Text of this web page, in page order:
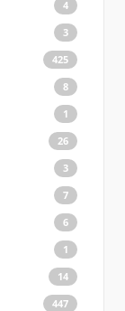
4
3
425
8
1
26
3
7
6
1
14
447